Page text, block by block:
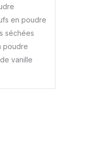
en poudre
séchées
poudre
vanille